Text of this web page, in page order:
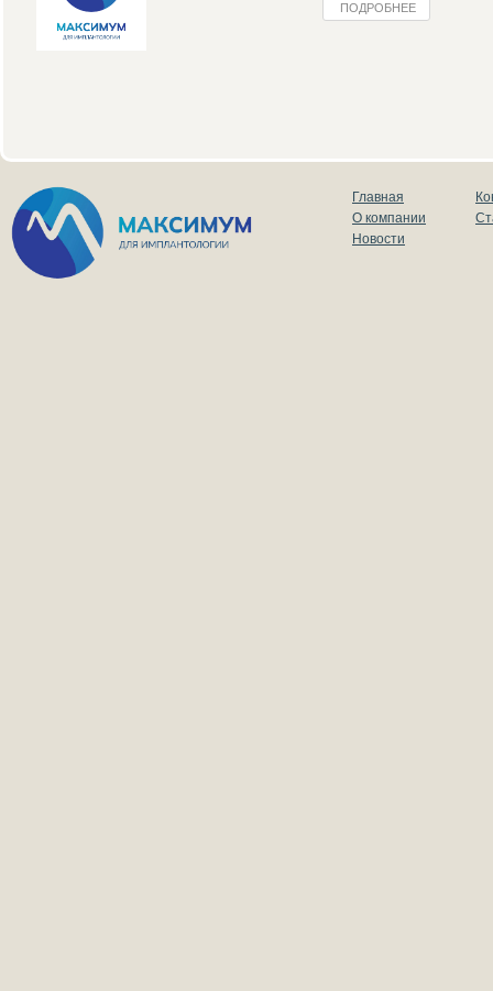
ПОДРОБНЕЕ
Главная
О компании
Новости